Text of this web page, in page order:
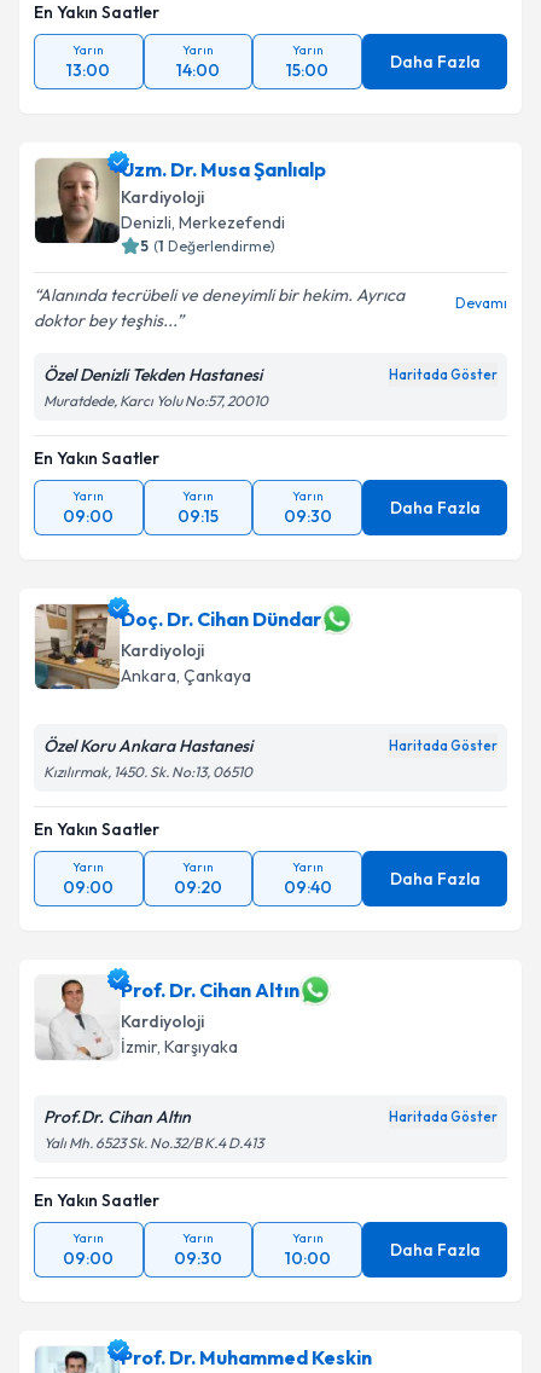
En Yakın Saatler
Yarın
13:00
Yarın
14:00
Yarın
15:00 Daha Fazla
Uzm. Dr. Musa Şanlıalp
Kardiyoloji
Denizli, Merkezefendi
5 (1 Değerlendirme)
Alanında tecrübeli ve deneyimli bir hekim. Ayrıca
doktor bey teşhis...
Devamı
Özel Denizli Tekden Hastanesi Haritada Göster
Muratdede, Karcı Yolu No:57, 20010
En Yakın Saatler
Yarın
09:00
Yarın
09:15
Yarın
09:30 Daha Fazla
Doç. Dr. Cihan Dündar
Kardiyoloji
Ankara, Çankaya
Özel Koru Ankara Hastanesi Haritada Göster
Kızılırmak, 1450. Sk. No:13, 06510
En Yakın Saatler
Yarın
09:00
Yarın
09:20
Yarın
09:40 Daha Fazla
Prof. Dr. Cihan Altın
Kardiyoloji
İzmir, Karşıyaka
Prof.Dr. Cihan Altın Haritada Göster
Yalı Mh. 6523 Sk. No.32/B K.4 D.413
En Yakın Saatler
Yarın
09:00
Yarın
09:30
Yarın
10:00 Daha Fazla
Prof. Dr. Muhammed Keskin